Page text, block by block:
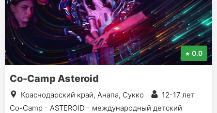
0.0
Co-Camp Asteroid
Краснодарский край, Анапа, Сукко
12-17 лет
Co-Camp - ASTEROID - международный детский